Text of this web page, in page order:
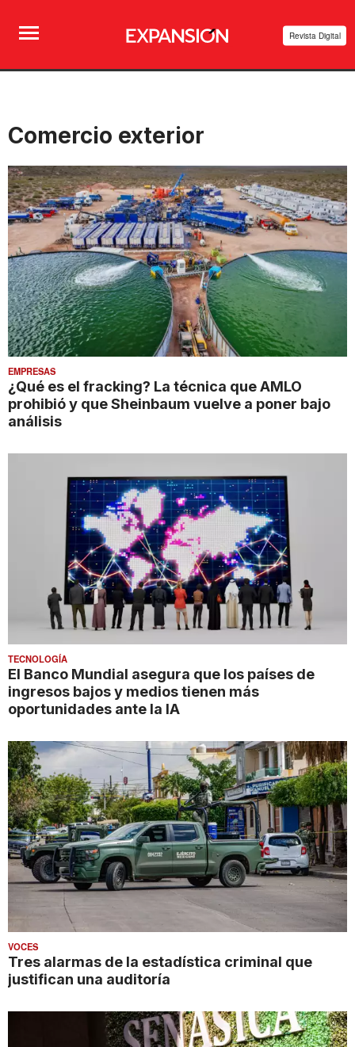
Revista Digital
Comercio exterior
EMPRESAS
¿Qué es el fracking? La técnica que AMLO
prohibió y que Sheinbaum vuelve a poner bajo
análisis
TECNOLOGÍA
El Banco Mundial asegura que los países de
ingresos bajos y medios tienen más
oportunidades ante la IA
VOCES
Tres alarmas de la estadística criminal que
justifican una auditoría